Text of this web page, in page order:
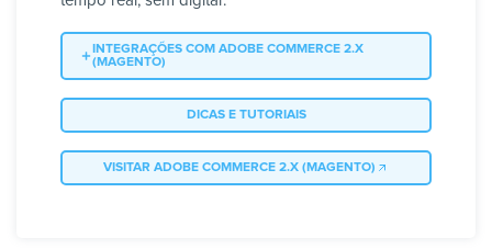
INTEGRAÇÕES COM ADOBE COMMERCE 2.X
(MAGENTO)
DICAS E TUTORIAIS
VISITAR ADOBE COMMERCE 2.X (MAGENTO)